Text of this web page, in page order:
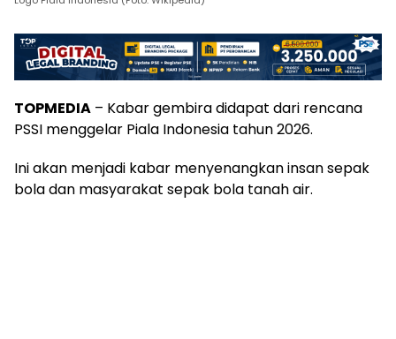
TOPMEDIA – Kabar gembira didapat dari rencana
PSSI menggelar Piala Indonesia tahun 2026.
Ini akan menjadi kabar menyenangkan insan sepak
bola dan masyarakat sepak bola tanah air.